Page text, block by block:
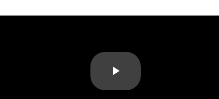
Play